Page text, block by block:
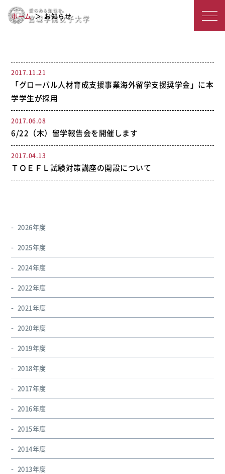
女
子
大
学
2017年度のアーカイブ
ホーム お知らせ
2017.11.21
「グローバル人材育成支援事業海外留学支援奨学金」に本
学学生が採用
2017.06.08
6/22（木）留学報告会を開催します
2017.04.13
ＴＯＥＦＬ試験対策講座の開設について
2026年度
2025年度
2024年度
2022年度
2021年度
2020年度
2019年度
2018年度
2017年度
2016年度
2015年度
2014年度
2013年度